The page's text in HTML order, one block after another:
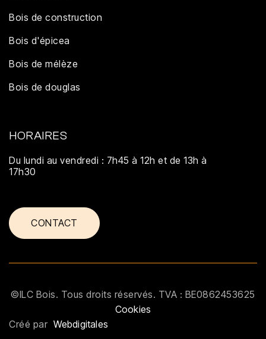
Bois de construction
Bois d'épicea
Bois de mélèze
Bois de douglas
HORAIRES
Du lundi au vendredi : 7h45 à 12h et de 13h à
17h30
CONTACT
©ILC Bois. Tous droits réservés. TVA : BE0862453625
Cookies
Créé par Webdigitales